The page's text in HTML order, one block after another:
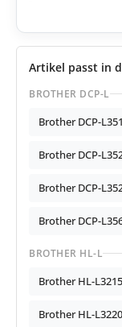
Artikel passt in
BROTHER DCP-L
Brother DCP-
Brother DCP-
Brother DCP-
Brother DCP-
BROTHER HL-L
Brother HL-L3215
Brother HL-